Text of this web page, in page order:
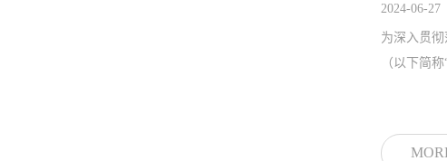
2024-06-27
为深入贯
（以下简